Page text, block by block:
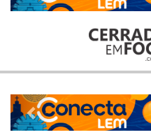
Previous